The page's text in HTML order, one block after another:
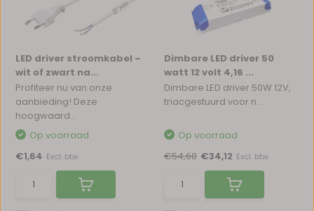
LED driver stroomkabel –
wit of zwart na...
Profiteer nu van onze
aanbieding! Deze
hoogwaard...
Op voorraad
€1,64 Excl. btw
Dimbare LED driver 50
watt 12 volt 4,16 ...
Dimbare LED driver 50W 12V,
triacgestuurd voor n...
Op voorraad
€54,60 €34,12 Excl. btw